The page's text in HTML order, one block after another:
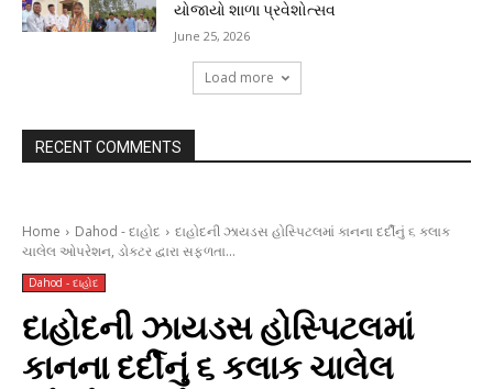
યોજાયો શાળા પ્રવેશોત્સવ
June 25, 2026
Load more
RECENT COMMENTS